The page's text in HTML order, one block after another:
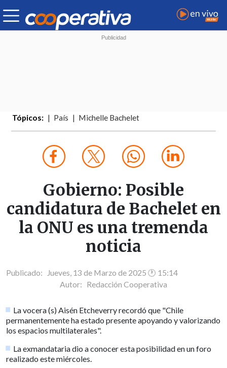
Tópicos: País Michelle Bachelet
Gobierno: Posible
candidatura de Bachelet en
la ONU es una tremenda
noticia
Publicado: Jueves, 13 de Marzo de 2025 🕐 15:14
Autor: Redacción Cooperativa
La vocera (s) Aisén Etcheverry recordó que "Chile
permanentemente ha estado presente apoyando y valorizando
los espacios multilaterales".
La exmandataria dio a conocer esta posibilidad en un foro
realizado este miércoles.